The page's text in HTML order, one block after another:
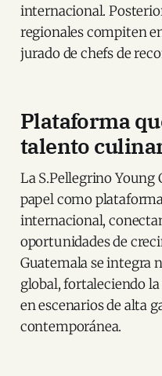
internacional.
regionales compiten
jurado de chefs de
Plataforma
talento
La S.Pellegrino Young
papel como
internacional,
oportunidades de
Guatemala se integra
global, fortaleciendo
en escenarios de alta
contemporánea.